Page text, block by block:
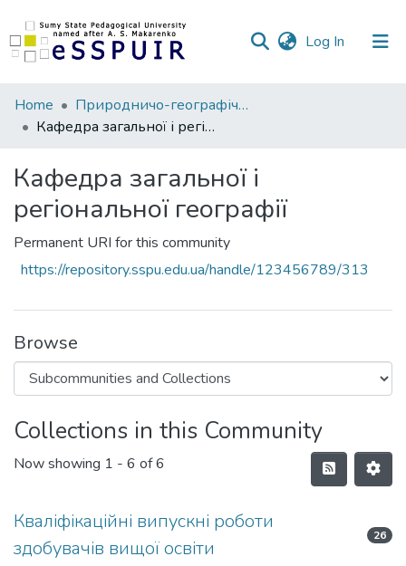
Log In (current)
Communities
&
All of DSpace
Home
Природничо-географічний факультет
Кафедра загальної і регіональної географії
Кафедра загальної і
регіональної географії
Permanent URI for this community
https://repository.sspu.edu.ua/handle/123456789/313
Browse
Collections in this Community
Now showing 1 - 6 of 6
Кваліфікаційні випускні роботи
здобувачів вищої освіти
26